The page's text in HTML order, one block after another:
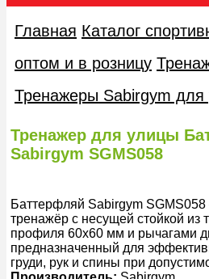
Главная Каталог
оптом и в розницу
Тренажеры Sabirgym
Тренажер для улицы
Sabirgym SGMS058
Баттерфляй Sabirgym
тренажёр с несущей стойкой из
профиля 60х60 мм и рычагами
предназначенный для
груди, рук и спины при